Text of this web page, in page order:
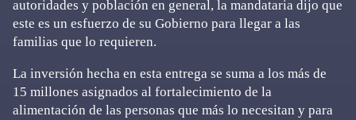
autoridades y población en general, la mandataria dijo que
este es un esfuerzo de su Gobierno para llegar a las
familias que lo requieren.
La inversión hecha en esta entrega se suma a los más de
15 millones asignados al fortalecimiento de la
alimentación de las personas que más lo necesitan y para